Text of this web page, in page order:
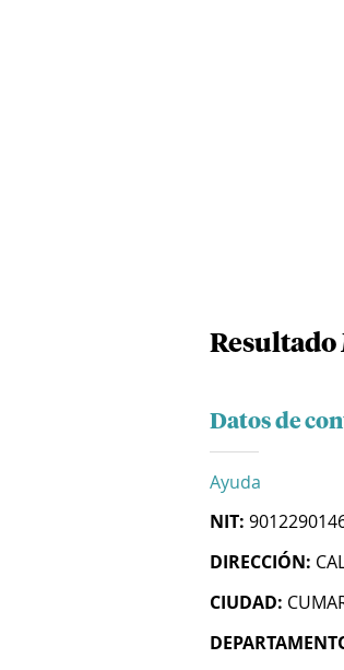
Resultado
Datos de
Ayuda
NIT:
DIRECCIÓN:
CIUDAD: